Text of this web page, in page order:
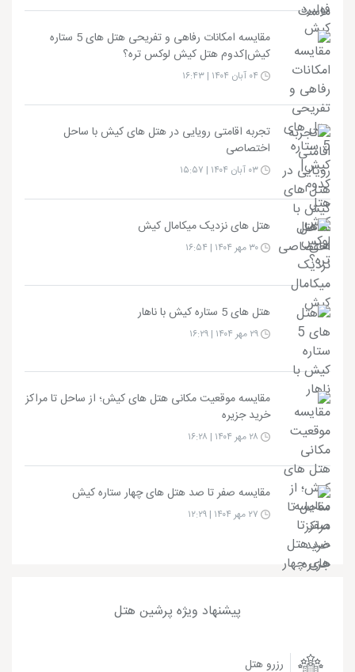
مقایسه امکانات رفاهی و تفریحی هتل های 5 ستاره
کیش|کدوم هتل کیش لوکس تره؟
تجربه اقامتی رویایی در هتل های کیش با ساحل
اختصاصی
هتل های نزدیک میکامال کیش
هتل های 5 ستاره کیش با ناهار
مقایسه موقعیت مکانی هتل های کیش؛ از ساحل تا مراکز
خرید جزیره
مقایسه صفر تا صد هتل های چهار ستاره کیش
پیشنهاد ویژه پرشین هتل
رزرو هتل